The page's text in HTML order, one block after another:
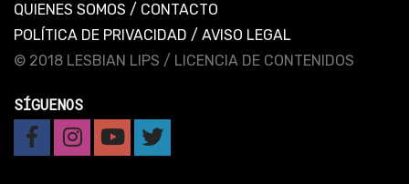
QUIENES SOMOS / CONTACTO
POLÍTICA DE PRIVACIDAD / AVISO LEGAL
© 2018 LESBIAN LIPS / LICENCIA DE CONTENIDOS
SÍGUENOS